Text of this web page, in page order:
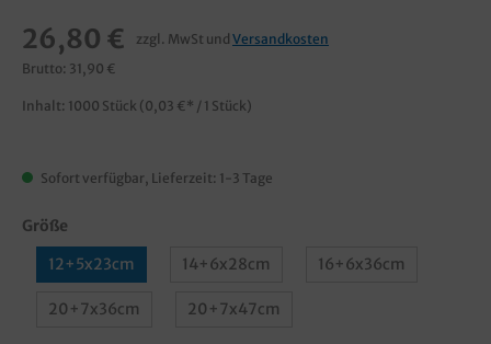
26,80 € zzgl. MwSt und Versandkosten
Brutto: 31,90 €
Inhalt: 1000 Stück (0,03 €* / 1 Stück)
Sofort verfügbar, Lieferzeit: 1-3 Tage
Größe
12+5x23cm
14+6x28cm 16+6x36cm
20+7x36cm 20+7x47cm